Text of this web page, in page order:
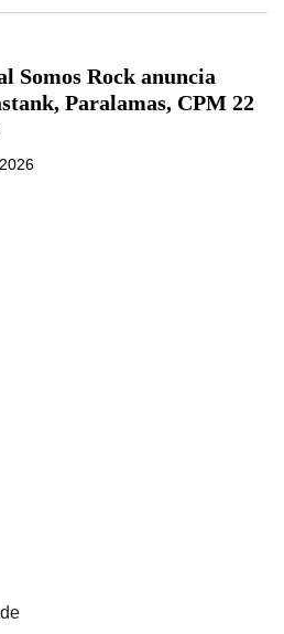
Somos Rock anuncia
Paralamas, CPM 22